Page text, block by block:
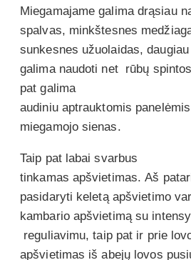
Miegamajame galima drąsiau
spalvas, minkštesnes
sunkesnes užuolaidas,
galima naudoti net rūbų
pat galima
audiniu aptrauktomis
miegamojo sienas.
Taip pat labai svarbus
tinkamas apšvietimas. Aš
pasidaryti keletą apšvietimo
kambario apšvietimą su
reguliavimu, taip pat ir prie
apšvietimas iš abejų lovos